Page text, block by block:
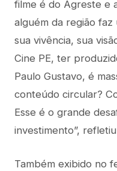
filme é do Agreste e
alguém da região
sua vivência, sua
Cine PE, ter
Paulo Gustavo, é
conteúdo circular?
Esse é o grande
investimento”,
Também exibido no